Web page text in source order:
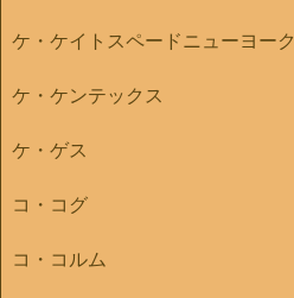
ケ・ケイトスペードニューヨーク
ケ・ケンテックス
ケ・ゲス
コ・コグ
コ・コルム